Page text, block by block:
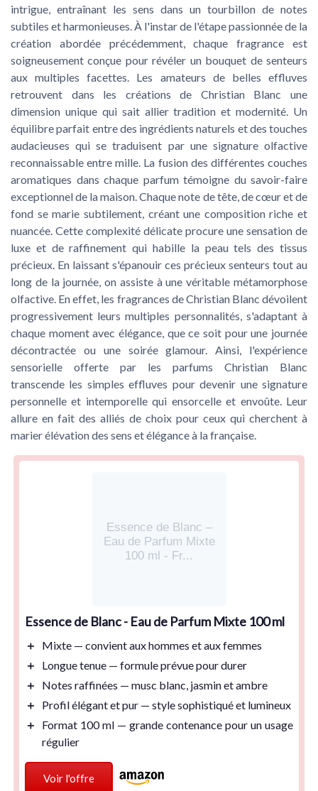
intrigue, entraînant les sens dans un tourbillon de notes
subtiles et harmonieuses. À l'instar de l'étape passionnée de la
création abordée précédemment, chaque fragrance est
soigneusement conçue pour révéler un bouquet de senteurs
aux multiples facettes. Les amateurs de belles effluves
retrouvent dans les créations de Christian Blanc une
dimension unique qui sait allier tradition et modernité. Un
équilibre parfait entre des ingrédients naturels et des touches
audacieuses qui se traduisent par une signature olfactive
reconnaissable entre mille. La fusion des différentes couches
aromatiques dans chaque parfum témoigne du savoir-faire
exceptionnel de la maison. Chaque note de tête, de cœur et de
fond se marie subtilement, créant une composition riche et
nuancée. Cette complexité délicate procure une sensation de
luxe et de raffinement qui habille la peau tels des tissus
précieux. En laissant s'épanouir ces précieux senteurs tout au
long de la journée, on assiste à une véritable métamorphose
olfactive. En effet, les fragrances de Christian Blanc dévoilent
progressivement leurs multiples personnalités, s'adaptant à
chaque moment avec élégance, que ce soit pour une journée
décontractée ou une soirée glamour. Ainsi, l'expérience
sensorielle offerte par les parfums Christian Blanc
transcende les simples effluves pour devenir une signature
personnelle et intemporelle qui ensorcelle et envoûte. Leur
allure en fait des alliés de choix pour ceux qui cherchent à
marier élévation des sens et élégance à la française.
Essence de Blanc –
Eau de Parfum Mixte
100 ml - Fr...
Essence de Blanc - Eau de Parfum Mixte 100 ml
＋ Mixte — convient aux hommes et aux femmes
＋
Longue tenue — formule prévue pour durer
＋
Notes raffinées — musc blanc, jasmin et ambre
＋
Profil élégant et pur — style sophistiqué et lumineux
＋
Format 100 ml — grande contenance pour un usage
régulier
Voir l'offre